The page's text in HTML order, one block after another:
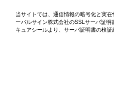
当サイトでは、通信情報の暗号化と実
ーバルサイン株式会社のSSLサーバ証明
キュアシールより、サーバ証明書の検証